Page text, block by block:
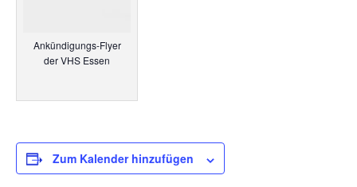
Ankündigungs-Flyer
der VHS Essen
Zum Kalender hinzufügen